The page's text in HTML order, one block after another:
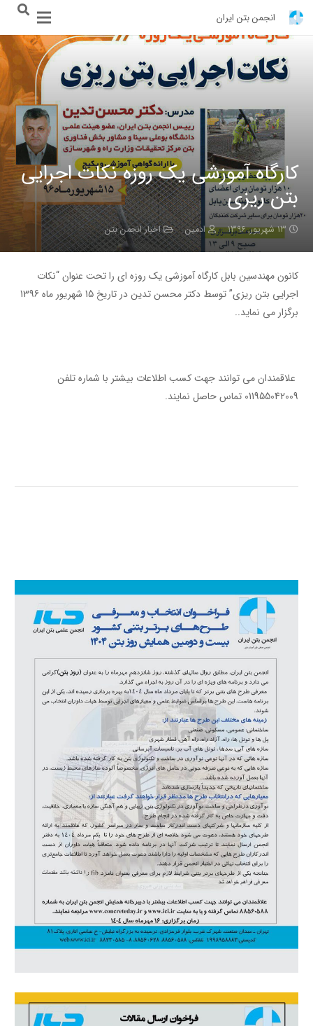
انجمن بتن ایران
کارگاه آموزشی یک روزه نکات اجرایی
بتن ریزی
۱۳ شهریور, ۱۳۹۶ ادمین اخبار انجمن بتن
کانون مهندسین بابل کارگاه آموزشی یک روزه ای را تحت عنوان “نکات
اجرایی بتن ریزی” توسط دکتر محسن تدین در تاریخ 15 شهریور ماه 1396
برگزار می نماید..
علاقمندان می توانند جهت کسب اطلاعات بیشتر با شماره تلفن
011955042009 تماس حاصل نمایند.